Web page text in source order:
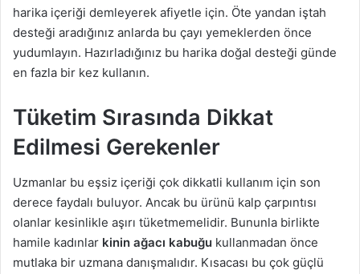
harika içeriği demleyerek afiyetle için. Öte yandan iştah
desteği aradığınız anlarda bu çayı yemeklerden önce
yudumlayın. Hazırladığınız bu harika doğal desteği günde
en fazla bir kez kullanın.
Tüketim Sırasında Dikkat
Edilmesi Gerekenler
Uzmanlar bu eşsiz içeriği çok dikkatli kullanım için son
derece faydalı buluyor. Ancak bu ürünü kalp çarpıntısı
olanlar kesinlikle aşırı tüketmemelidir. Bununla birlikte
hamile kadınlar kinin ağacı kabuğu kullanmadan önce
mutlaka bir uzmana danışmalıdır. Kısacası bu çok güçlü